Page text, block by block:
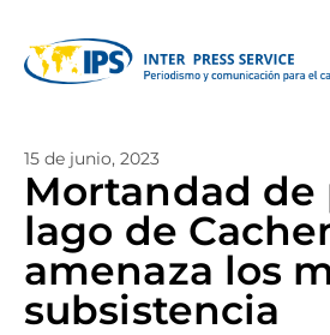
15 de junio, 2023
Mortandad de
lago de
amenaza los
subsistencia